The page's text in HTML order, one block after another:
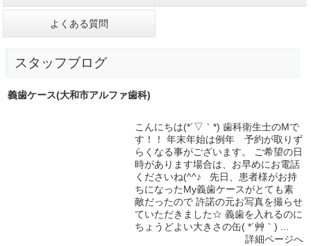
よくある質問
スタッフブログ
義歯ケース(大和市アルファ歯科)
こんにちは(*´▽｀*) 歯科衛生士のMで
す！！ 年末年始は例年 予約が取りず
らくなる事がございます。 ご希望の日
時があります場合は、お早めにお電話
くださいね(^^♪ 先日、患者様がお持
ちになったMy義歯ケースがとても素
敵だったので 許諾の元お写真を撮らせ
ていただきました☆ 義歯を入れるのに
ちょうどよい大きさの缶( *´艸｀) ...
詳細ページへ